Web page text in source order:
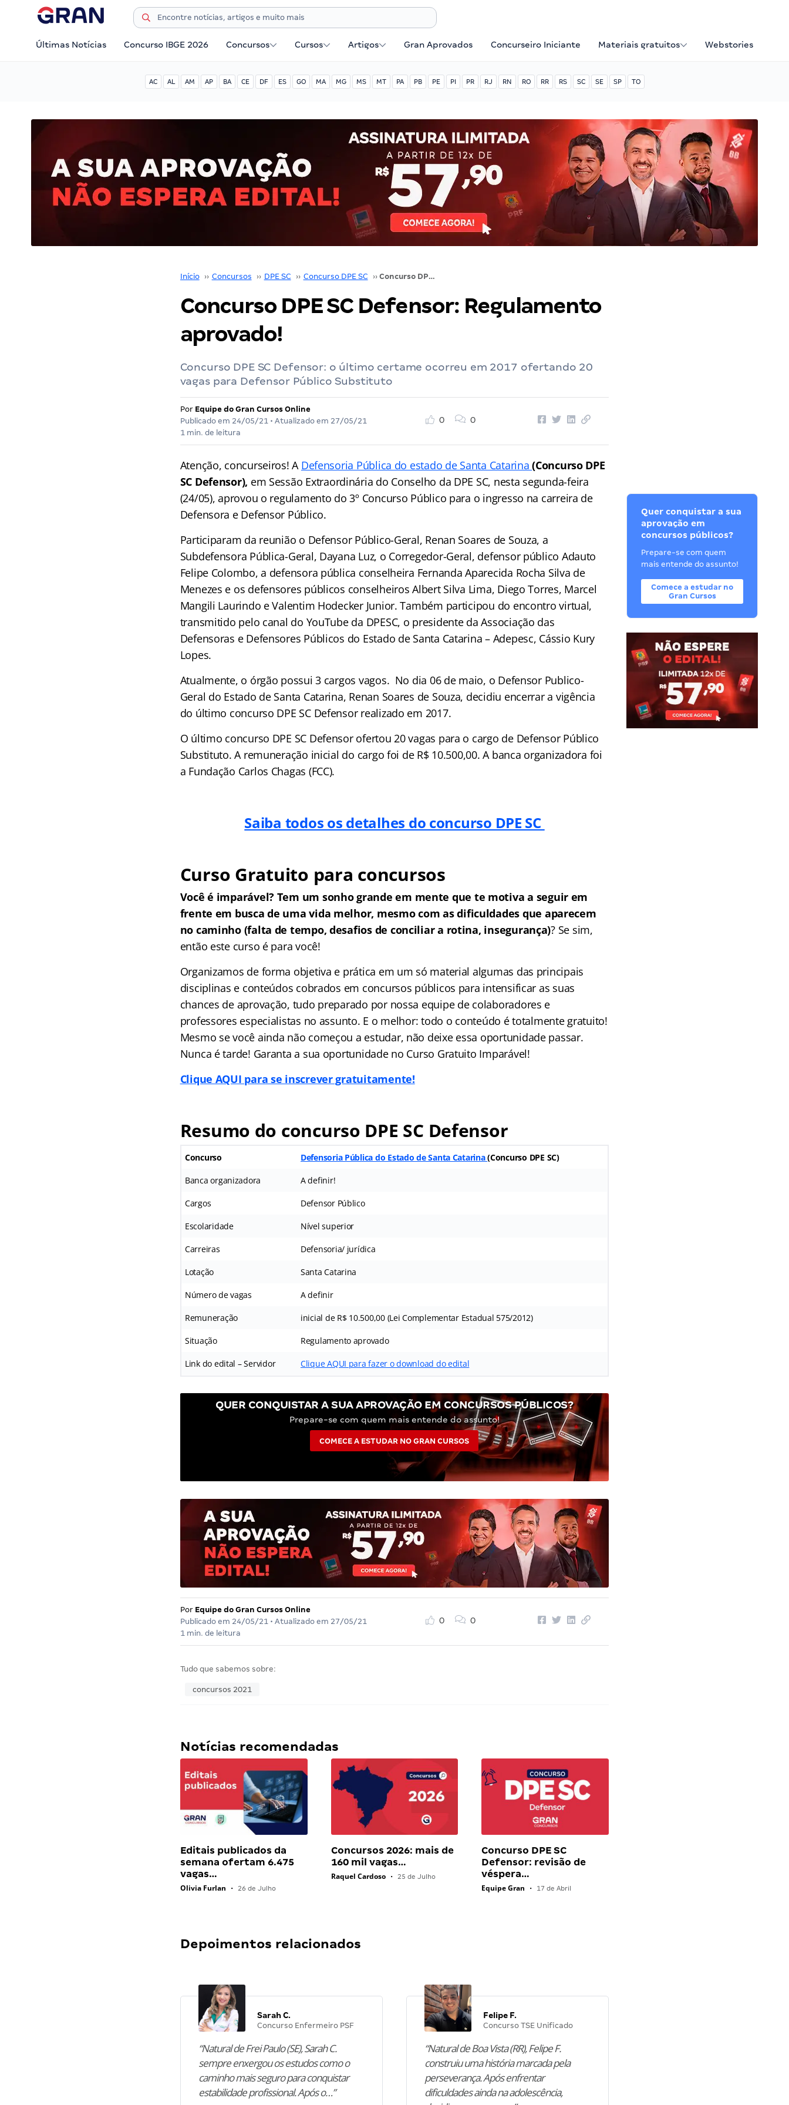
Últimas Notícias Concurso IBGE 2026 Concursos Cursos Artigos Gran Aprovados Concurseiro Iniciante Materiais gratuitos Webstories
AC AL AM AP BA CE DF ES GO MA MG MS MT PA PB PE PI PR RJ RN RO RR RS SC SE SP TO
Início ›› Concursos ›› DPE SC ›› Concurso DPE SC ›› Concurso DPE SC Defensor: Regulamento aprovado!
Concurso DPE SC Defensor: Regulamento
aprovado!
Concurso DPE SC Defensor: o último certame ocorreu em 2017 ofertando 20
vagas para Defensor Público Substituto
Por Equipe do Gran Cursos Online
Publicado em 24/05/21• Atualizado em 27/05/21
1 min. de leitura
0 0
Atenção, concurseiros! A Defensoria Pública do estado de Santa Catarina(Concurso DPE
SC Defensor), em Sessão Extraordinária do Conselho da DPE SC, nesta segunda-feira
(24/05), aprovou o regulamento do 3º Concurso Público para o ingresso na carreira de
Defensora e Defensor Público.
Participaram da reunião o Defensor Público-Geral, Renan Soares de Souza, a
Subdefensora Pública-Geral, Dayana Luz, o Corregedor-Geral, defensor público Adauto
Felipe Colombo, a defensora pública conselheira Fernanda Aparecida Rocha Silva de
Menezes e os defensores públicos conselheiros Albert Silva Lima, Diego Torres, Marcel
Mangili Laurindo e Valentim Hodecker Junior. Também participou do encontro virtual,
transmitido pelo canal do YouTube da DPESC, o presidente da Associação das
Defensoras e Defensores Públicos do Estado de Santa Catarina – Adepesc, Cássio Kury
Lopes.
Atualmente, o órgão possui 3 cargos vagos. No dia 06 de maio, o Defensor Publico-
Geral do Estado de Santa Catarina, Renan Soares de Souza, decidiu encerrar a vigência
do último concurso DPE SC Defensor realizado em 2017.
O último concurso DPE SC Defensor ofertou 20 vagas para o cargo de Defensor Público
Substituto. A remuneração inicial do cargo foi de R$ 10.500,00. A banca organizadora foi
a Fundação Carlos Chagas (FCC).
Saiba todos os detalhes do concurso DPE SC
Curso Gratuito para concursos
Você é imparável? Tem um sonho grande em mente que te motiva a seguir em
frente em busca de uma vida melhor, mesmo com as dificuldades que aparecem
no caminho (falta de tempo, desafios de conciliar a rotina, insegurança)? Se sim,
então este curso é para você!
Organizamos de forma objetiva e prática em um só material algumas das principais
disciplinas e conteúdos cobrados em concursos públicos para intensificar as suas
chances de aprovação, tudo preparado por nossa equipe de colaboradores e
professores especialistas no assunto. E o melhor: todo o conteúdo é totalmente gratuito!
Mesmo se você ainda não começou a estudar, não deixe essa oportunidade passar.
Nunca é tarde! Garanta a sua oportunidade no Curso Gratuito Imparável!
Clique AQUI para se inscrever gratuitamente!
Resumo do concurso DPE SC Defensor
Concurso Defensoria Pública do Estado de Santa Catarina(Concurso DPE SC)
Banca organizadora A definir!
Cargos Defensor Público
Escolaridade Nível superior
Carreiras Defensoria/ jurídica
Lotação Santa Catarina
Número de vagas A definir
Remuneração inicial de R$ 10.500,00 (Lei Complementar Estadual 575/2012)
Situação Regulamento aprovado
Link do edital – Servidor Clique AQUI para fazer o download do edital
QUER CONQUISTAR A SUA APROVAÇÃO EM CONCURSOS PÚBLICOS?
Prepare-se com quem mais entende do assunto!
COMECE A ESTUDAR NO GRAN CURSOS
Por Equipe do Gran Cursos Online
Publicado em 24/05/21• Atualizado em 27/05/21
1 min. de leitura
0 0
Tudo que sabemos sobre:
concursos 2021
Notícias recomendadas
Editais publicados da
semana ofertam 6.475
vagas…
Olivia Furlan • 26 de Julho
Concursos 2026: mais de
160 mil vagas…
Raquel Cardoso • 25 de Julho
Concurso DPE SC
Defensor: revisão de
véspera…
Equipe Gran • 17 de Abril
Depoimentos relacionados
Sarah C.
Concurso Enfermeiro PSF
“Natural de Frei Paulo (SE), Sarah C.
sempre enxergou os estudos como o
caminho mais seguro para conquistar
estabilidade profissional. Após o…”
Felipe F.
Concurso TSE Unificado
“Natural de Boa Vista (RR), Felipe F.
construiu uma história marcada pela
perseverança. Após enfrentar
dificuldades ainda na adolescência,
Quer conquistar a sua
aprovação em
concursos públicos?
Prepare-se com quem
mais entende do assunto!
Comece a estudar no
Gran Cursos